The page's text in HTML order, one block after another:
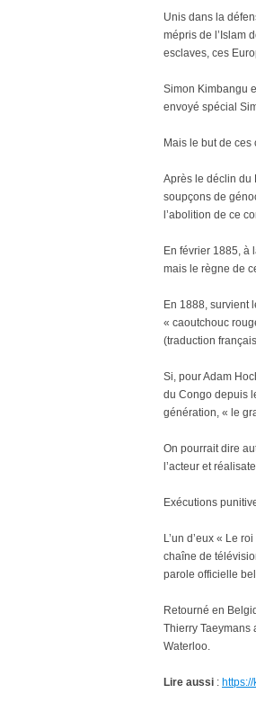
Unis dans la
mépris de l’Islam
esclaves, ces
Simon Kimbangu
envoyé spécial
Mais le but de
Après le déclin du
soupçons de
l’abolition de ce
En février 1885, à
mais le règne de
En 1888, survient
« caoutchouc
(traduction
Si, pour Adam
du Congo depuis
génération, « le
On pourrait dire
l’acteur et
Exécutions
L’un d’eux « Le
chaîne de
parole officielle
Retourné en
Thierry Taeymans
Waterloo.
Lire aussi :